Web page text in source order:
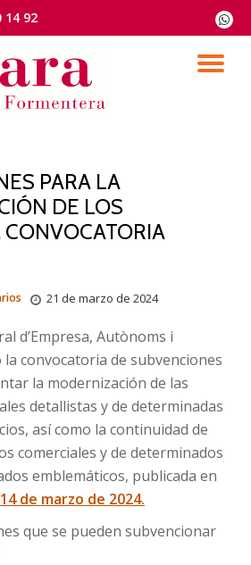
14 92
fa-
PARA LA
DE LOS
CONVOCATORIA
21 de marzo de 2024
d’Empresa, Autònoms i
convocatoria de subvenciones
la modernización de las
detallistas y de determinadas
así como la continuidad de
comerciales y de determinados
emblemáticos, publicada en
de marzo de 2024.
que se pueden subvencionar